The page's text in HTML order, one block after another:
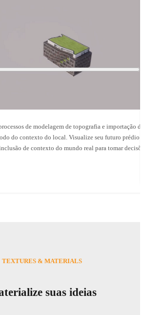
de modelagem de topografia e importação de
do contexto do local. Visualize seu futuro prédio
de contexto do mundo real para tomar
suas ideias
TEXTURES & MATERIALS